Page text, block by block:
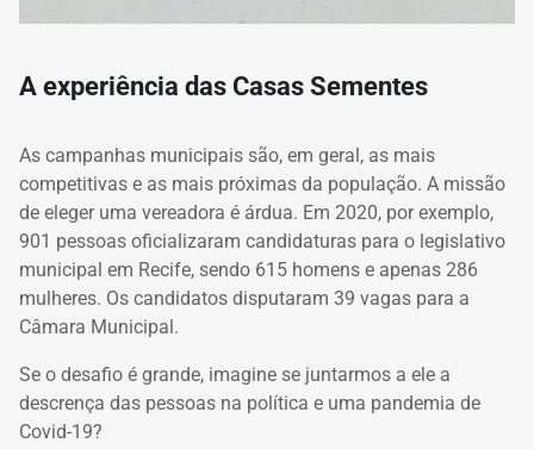
A experiência das Casas Sementes
As campanhas municipais são, em geral, as mais
competitivas e as mais próximas da população. A missão
de eleger uma vereadora é árdua. Em 2020, por exemplo,
901 pessoas oficializaram candidaturas para o legislativo
municipal em Recife, sendo 615 homens e apenas 286
mulheres. Os candidatos disputaram 39 vagas para a
Câmara Municipal.
Se o desafio é grande, imagine se juntarmos a ele a
descrença das pessoas na política e uma pandemia de
Covid-19?